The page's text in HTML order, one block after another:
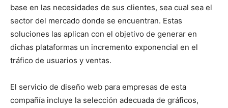
base en las necesidades de sus clientes, sea cual sea el
sector del mercado donde se encuentran. Estas
soluciones las aplican con el objetivo de generar en
dichas plataformas un incremento exponencial en el
tráfico de usuarios y ventas.
El servicio de diseño web para empresas de esta
compañía incluye la selección adecuada de gráficos,